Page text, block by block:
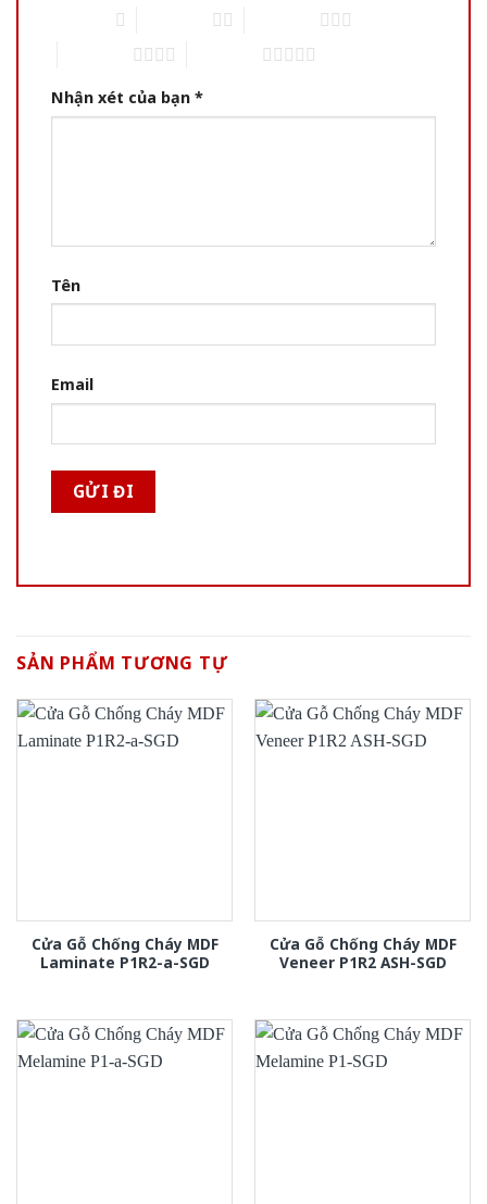
Nhận xét của bạn *
Tên
Email
SẢN PHẨM TƯƠNG TỰ
Cửa Gỗ Chống Cháy MDF
Laminate P1R2-a-SGD
Cửa Gỗ Chống Cháy MDF
Veneer P1R2 ASH-SGD